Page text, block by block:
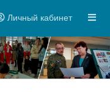
Личный кабинет